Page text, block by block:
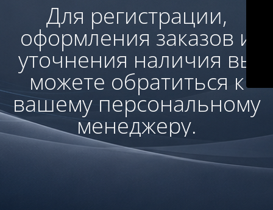
Для регистрации,
оформления заказов и
уточнения наличия вы
можете обратиться к
вашему персональному
менеджеру.